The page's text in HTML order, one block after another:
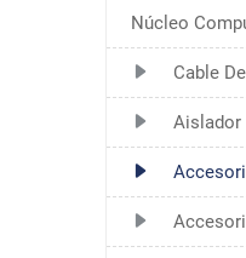
Núcleo
Cable
Aislador